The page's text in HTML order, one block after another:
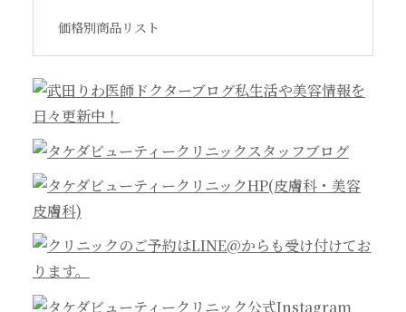
価格別商品リスト